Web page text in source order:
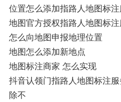
位置怎么添加指路人地图标注
地图官方授权指路人地图标
怎么向地图申报地理位置
地图怎么添加新地点
地图标注商家 怎么实现
抖音认领门指路人地图标注
除不